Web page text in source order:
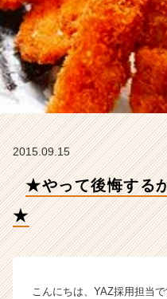
社
Y
A
Z
の
タ
ン】
ー・
2015.09.15
★やって後悔する
★
こんにちは、YAZ採用担当で